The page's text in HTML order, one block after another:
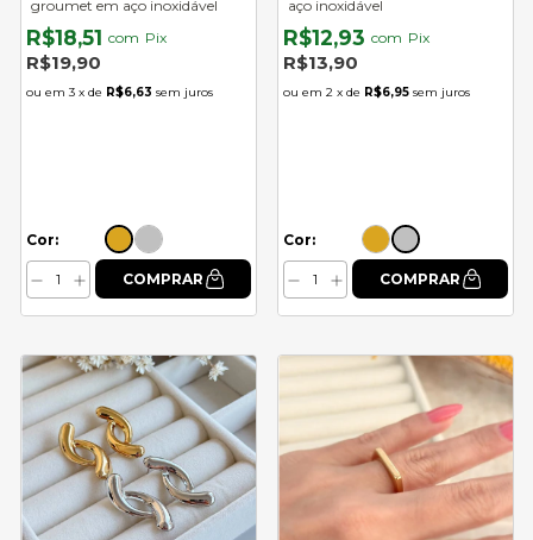
groumet em aço inoxidável
R$18,51 com Pix
R$19,90
3 x de R$6,63 sem juros
Cor:
aço inoxidável
R$12,93 com Pix
R$13,90
2 x de R$6,95 sem juros
Cor: